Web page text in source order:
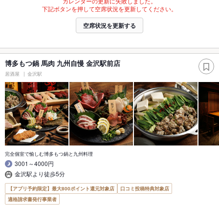
下記ボタンを押して空席状況を更新してください。
空席状況を更新する
博多もつ鍋 馬肉 九州自慢 金沢駅前店
居酒屋 金沢駅
完全個室で愉しむ博多もつ鍋と九州料理
3001～4000円
金沢駅より徒歩5分
【アプリ予約限定】最大800ポイント還元対象店
口コミ投稿特典対象店
適格請求書発行事業者